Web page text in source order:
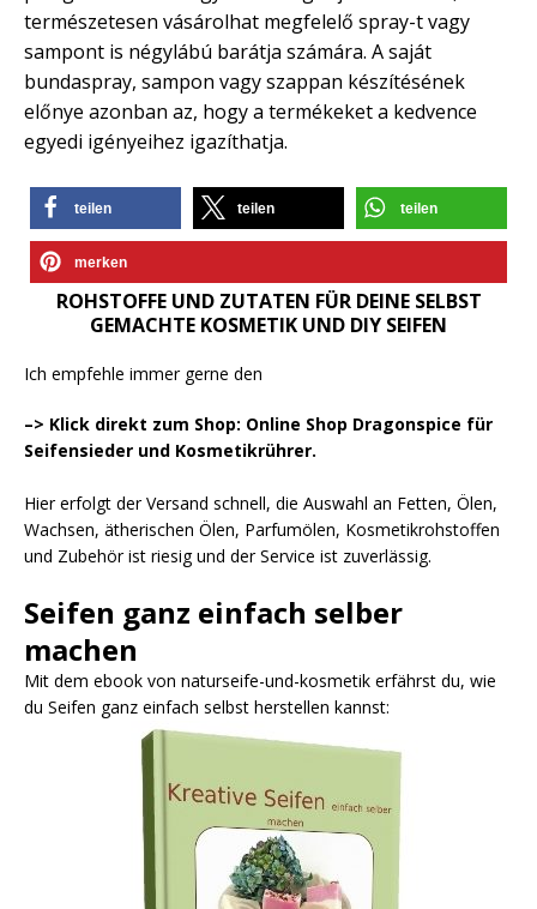
természetesen vásárolhat megfelelő spray-t vagy
sampont is négylábú barátja számára. A saját
bundaspray, sampon vagy szappan készítésének
előnye azonban az, hogy a termékeket a kedvence
egyedi igényeihez igazíthatja.
teilen teilen teilen
merken
ROHSTOFFE UND ZUTATEN FÜR DEINE SELBST
GEMACHTE KOSMETIK UND DIY SEIFEN
Ich empfehle immer gerne den
–> Klick direkt zum Shop: Online Shop Dragonspice für
Seifensieder und Kosmetikrührer.
Hier erfolgt der Versand schnell, die Auswahl an Fetten, Ölen,
Wachsen, ätherischen Ölen, Parfumölen, Kosmetikrohstoffen
und Zubehör ist riesig und der Service ist zuverlässig.
Seifen ganz einfach selber
machen
Mit dem ebook von naturseife-und-kosmetik erfährst du, wie
du Seifen ganz einfach selbst herstellen kannst: